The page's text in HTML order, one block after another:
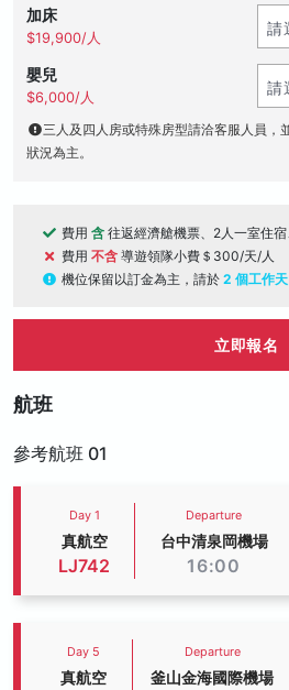
加床
$19,900/人
嬰兒
$6,000/人
三人及四人房或特殊房型請洽客服人員，
狀況為主。
費用 含 往返經濟艙機票、2人一室住
費用 不含 導遊領隊小費＄300/天/人
機位保留以訂金為主，請於 2 個工作
立即報名
航班
參考航班 01
Day 1
真航空
LJ742
Departure
台中清泉岡機場
16:00
Day 5
真航空
Departure
釜山金海國際機場